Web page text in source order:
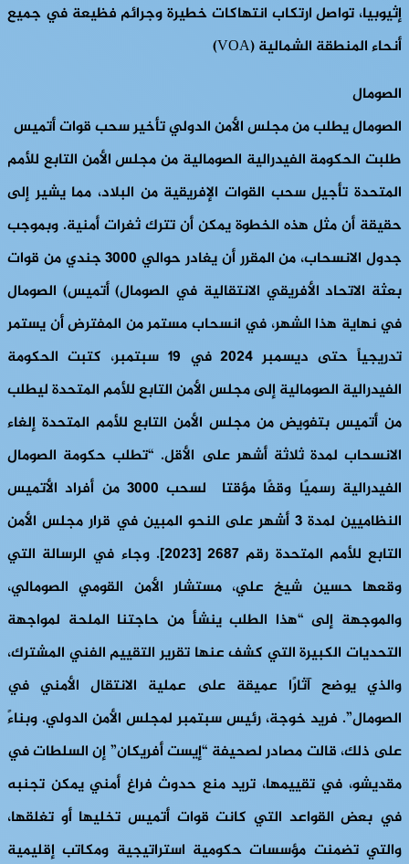
إثيوبيا، تواصل ارتكاب انتهاكات خطيرة وجرائم فظيعة في جميع
أنحاء المنطقة الشمالية (VOA)
الصومال
الصومال يطلب من مجلس الأمن الدولي تأخير سحب قوات أتميس
طلبت الحكومة الفيدرالية الصومالية من مجلس الأمن التابع للأمم
المتحدة تأجيل سحب القوات الإفريقية من البلاد، مما يشير إلى
حقيقة أن مثل هذه الخطوة يمكن أن تترك ثغرات أمنية. وبموجب
جدول الانسحاب، من المقرر أن يغادر حوالي 3000 جندي من قوات
بعثة الاتحاد الأفريقي الانتقالية في الصومال) أتميس) الصومال
في نهاية هذا الشهر، في انسحاب مستمر من المفترض أن يستمر
تدريجياً حتى ديسمبر 2024 في 19 سبتمبر، كتبت الحكومة
الفيدرالية الصومالية إلى مجلس الأمن التابع للأمم المتحدة ليطلب
من أتميس بتفويض من مجلس الأمن التابع للأمم المتحدة إلغاء
الانسحاب لمدة ثلاثة أشهر على الأقل. “تطلب حكومة الصومال
الفيدرالية رسميًا وقفًا مؤقتا لسحب 3000 من أفراد الأتميس
النظاميين لمدة 3 أشهر على النحو المبين في قرار مجلس الأمن
التابع للأمم المتحدة رقم 2687 [2023]. وجاء في الرسالة التي
وقعها حسين شيخ علي، مستشار الأمن القومي الصومالي،
والموجهة إلى “هذا الطلب ينشأ من حاجتنا الملحة لمواجهة
التحديات الكبيرة التي كشف عنها تقرير التقييم الفني المشترك،
والذي يوضح آثارًا عميقة على عملية الانتقال الأمني في
الصومال”. فريد خوجة، رئيس سبتمبر لمجلس الأمن الدولي. وبناءً
على ذلك، قالت مصادر لصحيفة “إيست أفريكان” إن السلطات في
مقديشو، في تقييمها، تريد منع حدوث فراغ أمني يمكن تجنبه
في بعض القواعد التي كانت قوات أتميس تخليها أو تغلقها،
والتي تضمنت مؤسسات حكومية استراتيجية ومكاتب إقليمية